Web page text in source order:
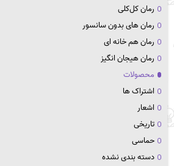
رمان کل‌کلی
رمان های بدون سانسور
رمان هم خانه ای
رمان هیجان انگیز
محصولات
اشتراک ها
اشعار
تاریخی
حماسی
دسته بندی نشده